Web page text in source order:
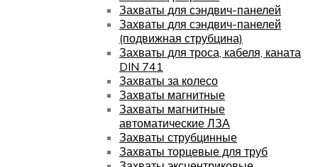
Захваты для сэндвич-панелей
Захваты для сэндвич-панелей
(подвижная струбцина)
Захваты для троса, кабеля, каната
DIN 741
Захваты за колесо
Захваты магнитные
Захваты магнитные
автоматические ЛЗА
Захваты струбцинные
Захваты торцевые для труб